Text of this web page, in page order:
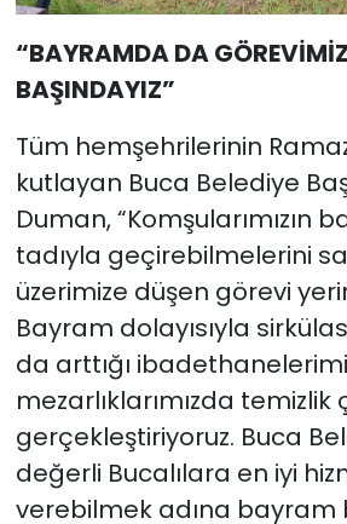
“BAYRAMDA DA
BAŞINDAYIZ”
Tüm hemşehrilerinin
kutlayan Buca Belediye
Duman, “Komşularımızın
tadıyla geçirebilmelerini
üzerimize düşen görevi
Bayram dolayısıyla
da arttığı
mezarlıklarımızda temizlik
gerçekleştiriyoruz. Buca
değerli Bucalılara en iyi
verebilmek adına bayram